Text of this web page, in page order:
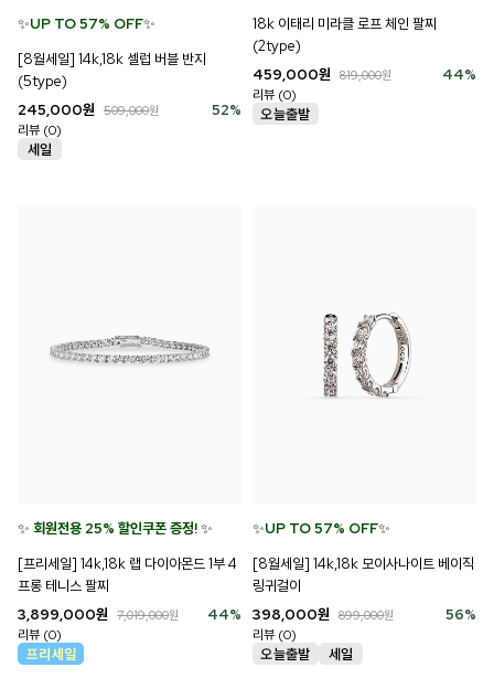
✨UP TO 57% OFF✨
[8월세일] 14k,18k 셀럽 버블 반지
(5type)
52%
245,000원 509,000원
리뷰 (0)
18k 이태리 미라클 로프 체인 팔찌
(2type)
44%
459,000원 819,000원
리뷰 (0)
✨ 회원전용 25% 할인쿠폰 증정!✨
[프리세일] 14k,18k 랩 다이아몬드 1부 4
프롱 테니스 팔찌
44%
3,899,000원 7,019,000원
리뷰 (0)
✨UP TO 57% OFF✨
[8월세일] 14k,18k 모이사나이트 베이직
링귀걸이
56%
398,000원 899,000원
리뷰 (0)